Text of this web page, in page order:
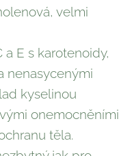
velmi
E s karotenoidy,
nenasycenými
kyselinou
onemocněními
těla.